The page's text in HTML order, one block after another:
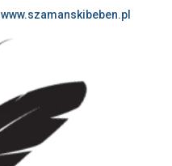
www.szamanskibeben.pl